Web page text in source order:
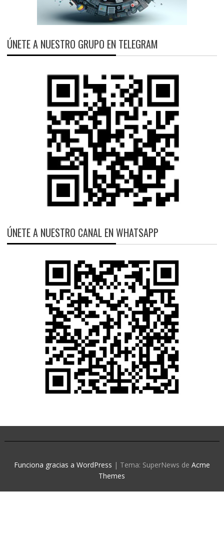
ÚNETE A NUESTRO GRUPO EN TELEGRAM
ÚNETE A NUESTRO CANAL EN WHATSAPP
Funciona gracias a WordPress | Tema: SuperNews de Acme
Themes